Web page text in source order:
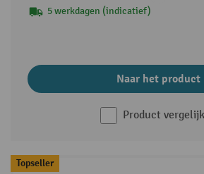
5 werkdagen (indicatief)
Naar het product
Product
Topseller